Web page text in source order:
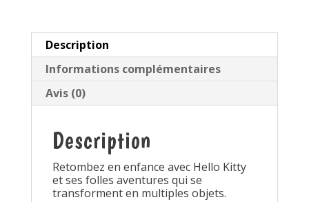
Description
Informations complémentaires
Avis (0)
Description
Retombez en enfance avec Hello Kitty
et ses folles aventures qui se
transforment en multiples objets.